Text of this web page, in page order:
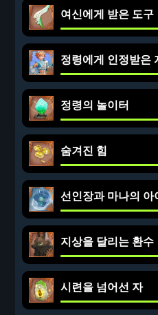
여신에게 받은 도구
정령에게 인정받은
정령의 놀이터
숨겨진 힘
선인장과 마나의 아
지상을 달리는 환수
시련을 넘어선 자